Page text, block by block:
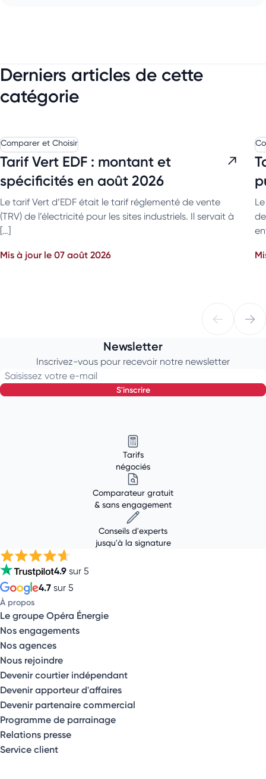
Derniers articles de cette
catégorie
Comparer et Choisir
Tarif Vert EDF : montant et
spécificités en août 2026
Le tarif Vert d’EDF était le tarif réglementé de vente
(TRV) de l’électricité pour les sites industriels. Il servait à
[…]
Mis à jour le 07 août 2026
Newsletter
Inscrivez-vous pour recevoir notre newsletter
Saisissez votre e-mail
s'inscrire
Tarifs
négociés
Comparateur gratuit
& sans engagement
Conseils d'experts
jusqu'à la signature
4.9 sur 5
4.7 sur 5
À propos
Le groupe Opéra Énergie
Nos engagements
Nos agences
Nous rejoindre
Devenir courtier indépendant
Devenir apporteur d'affaires
Devenir partenaire commercial
Programme de parrainage
Relations presse
Service client